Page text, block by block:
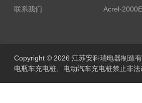
联系我们
Copyright © 2026 江苏安科瑞电器制造
电瓶车充电桩、电动汽车充电桩禁止非法